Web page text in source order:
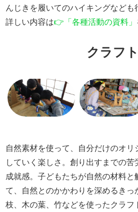
んじきを履いてのハイキングなども
詳しい内容は👉「各種活動の資料」
クラフト
自然素材を使って、自分だけのオリ
していく楽しさ。創り出すまでの
成就感。子どもたちが自然の材料と
て、自然とのかかわりを深めるきっ
枝、木の葉、竹などを使ったクラフ